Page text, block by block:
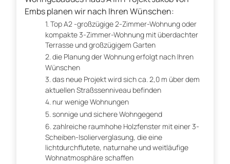
Embs planen wir nach Ihren Wünschen:
Top A2 -großzügige 2-Zimmer-Wohnung oder
kompakte 3-Zimmer-Wohnung mit überdachter
Terrasse und großzügigem Garten
die Planung der Wohnung erfolgt nach Ihren
Wünschen
das neue Projekt wird sich ca. 2,0 m über dem
aktuellen Straßssenniveau befinden
nur wenige Wohnungen
sonnige und sichere Wohngegend
zahlreiche raumhohe Holzfenster mit einer 3-
Scheiben-Isolierverglasung, die eine
lichtdurchflutete, naturnahe und weitläufige
Wohnatmosphäre schaffen